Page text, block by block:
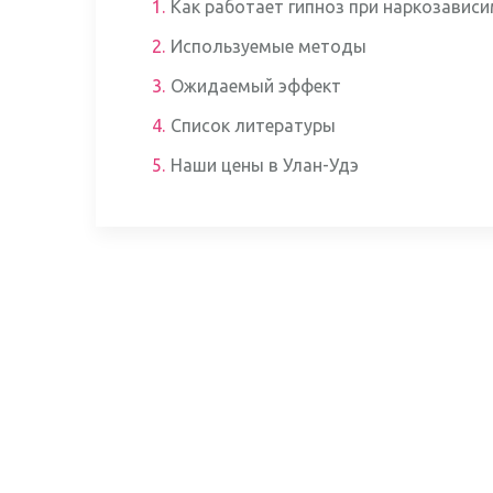
1. Как работает гипноз при
2. Используемые методы
3. Ожидаемый эффект
4. Список литературы
5. Наши цены в Улан-Удэ